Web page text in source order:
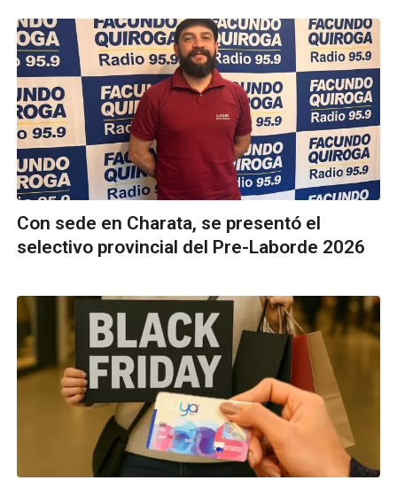
Con sede en Charata, se presentó el
selectivo provincial del Pre-Laborde 2026